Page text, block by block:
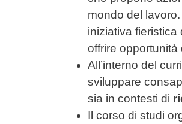
mondo del
iniziativa
offrire
All’interno del
sviluppare
sia in contesti di
Il corso di studi